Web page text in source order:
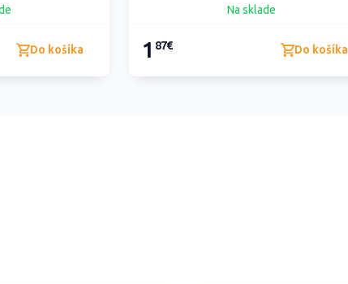
Do košíka
Na sklade
1 87€ Do košíka